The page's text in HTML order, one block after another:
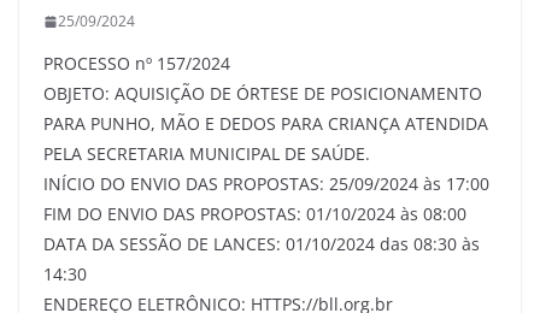
25/09/2024
PROCESSO nº 157/2024
OBJETO: AQUISIÇÃO DE ÓRTESE DE POSICIONAMENTO
PARA PUNHO, MÃO E DEDOS PARA CRIANÇA ATENDIDA
PELA SECRETARIA MUNICIPAL DE SAÚDE.
INÍCIO DO ENVIO DAS PROPOSTAS: 25/09/2024 às 17:00
FIM DO ENVIO DAS PROPOSTAS: 01/10/2024 às 08:00
DATA DA SESSÃO DE LANCES: 01/10/2024 das 08:30 às
14:30
ENDEREÇO ELETRÔNICO: HTTPS://bll.org.br